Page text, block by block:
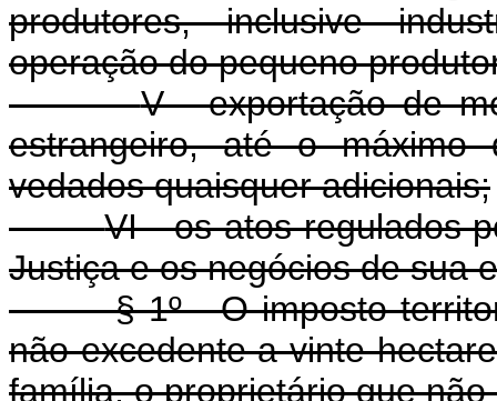
produtores, inclusive
operação do pequeno
V - exportação de
estrangeiro, até o
vedados quaisquer adicionais;
VI - os atos regulados
Justiça e os negócios de sua
§ 1º - O imposto
não excedente a vinte
família, o proprietário que